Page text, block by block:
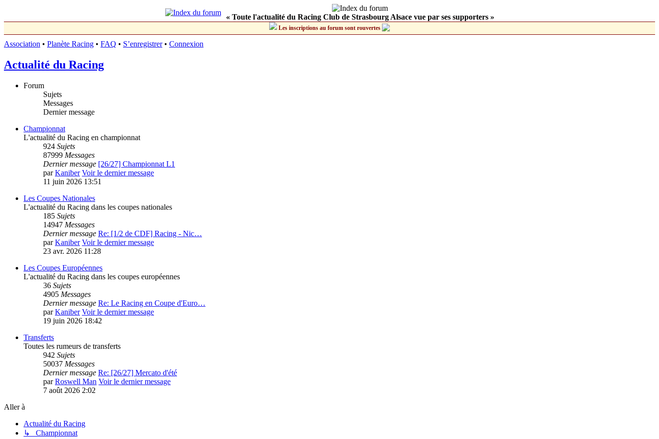
« Toute l'actualité du Racing Club de Strasbourg Alsace vue par ses supporters »
Les inscriptions au forum sont rouvertes
Association • Planète Racing • FAQ • S’enregistrer• Connexion
Actualité du Racing
Forum
Sujets
Messages
Dernier message
Championnat
L'actualité du Racing en championnat
924 Sujets
87999 Messages
Dernier message [26/27] Championnat L1
parKaniber Voir le dernier message
11 juin 2026 13:51
Les Coupes Nationales
L'actualité du Racing dans les coupes nationales
185 Sujets
14947 Messages
Dernier message Re: [1/2 de CDF] Racing - Nic…
parKaniber Voir le dernier message
23 avr. 2026 11:28
Les Coupes Européennes
L'actualité du Racing dans les coupes européennes
36 Sujets
4905 Messages
Dernier message Re: Le Racing en Coupe d'Euro…
parKaniber Voir le dernier message
19 juin 2026 18:42
Transferts
Toutes les rumeurs de transferts
942 Sujets
50037 Messages
Dernier message Re: [26/27] Mercato d'été
parRoswell Man Voir le dernier message
7 août 2026 2:02
Aller à
Actualité du Racing
↳ Championnat